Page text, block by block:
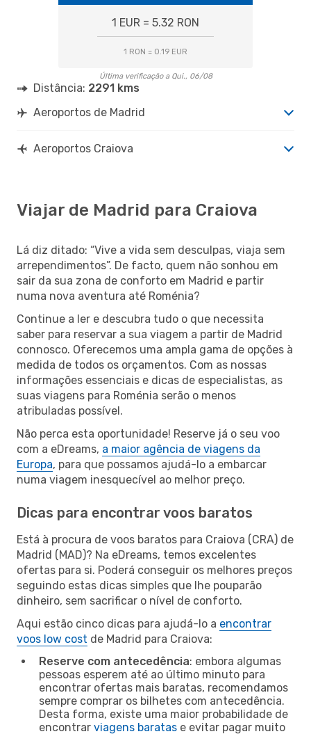
1 EUR = 5.32 RON
1 RON = 0.19 EUR
Última verificação a Qui., 06/08
Distância: 2291 kms
Aeroportos de Madrid
Aeroportos Craiova
Viajar de Madrid para Craiova
Lá diz ditado: “Vive a vida sem desculpas, viaja sem
arrependimentos”. De facto, quem não sonhou em
sair da sua zona de conforto em Madrid e partir
numa nova aventura até Roménia?
Continue a ler e descubra tudo o que necessita
saber para reservar a sua viagem a partir de Madrid
connosco. Oferecemos uma ampla gama de opções à
medida de todos os orçamentos. Com as nossas
informações essenciais e dicas de especialistas, as
suas viagens para Roménia serão o menos
atribuladas possível.
Não perca esta oportunidade! Reserve já o seu voo
com a eDreams, a maior agência de viagens da
Europa, para que possamos ajudá-lo a embarcar
numa viagem inesquecível ao melhor preço.
Dicas para encontrar voos baratos
Está à procura de voos baratos para Craiova (CRA) de
Madrid (MAD)? Na eDreams, temos excelentes
ofertas para si. Poderá conseguir os melhores preços
seguindo estas dicas simples que lhe pouparão
dinheiro, sem sacrificar o nível de conforto.
Aqui estão cinco dicas para ajudá-lo a encontrar
voos low cost de Madrid para Craiova:
Reserve com antecedência: embora algumas
pessoas esperem até ao último minuto para
encontrar ofertas mais baratas, recomendamos
sempre comprar os bilhetes com antecedência.
Desta forma, existe uma maior probabilidade de
encontrar viagens baratas e evitar pagar muito